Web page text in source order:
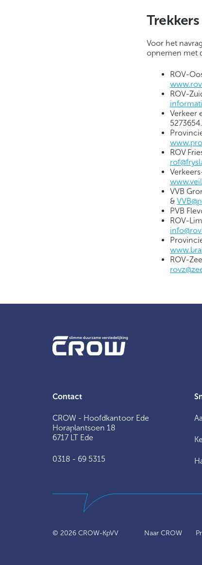
Voor het
opnemen met
ROV-
ROV-
Verkeer
ROV
VVB
&
PVB
ROV-
ROV-
Contact
CROW - Hoofdkantoor Ede
Horaplantsoen 18
6717 LT Ede
0318 - 69 5315
© 2026CROW-KpVV Naar CROW